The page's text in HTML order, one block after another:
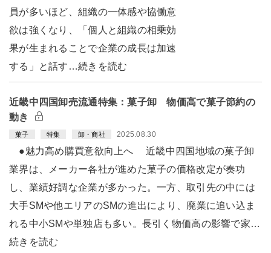
員が多いほど、組織の一体感や協働意
欲は強くなり、「個人と組織の相乗効
果が生まれることで企業の成長は加速
する」と話す…続きを読む
近畿中四国卸売流通特集：菓子卸 物価高で菓子節約の
動き
菓子 特集 卸・商社 2025.08.30
●魅力高め購買意欲向上へ 近畿中四国地域の菓子卸
業界は、メーカー各社が進めた菓子の価格改定が奏功
し、業績好調な企業が多かった。一方、取引先の中には
大手SMや他エリアのSMの進出により、廃業に追い込ま
れる中小SMや単独店も多い。長引く物価高の影響で家…
続きを読む